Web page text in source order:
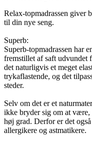
Relax-topmadrassen giver
til din nye seng.
Superb:
Superb-topmadrassen har
fremstillet af saft udvundet
det naturligvis et meget
trykaflastende, og det
steder.
Selv om det er et
ikke bryder sig om at
høj grad. Derfor er det
allergikere og astmatikere.